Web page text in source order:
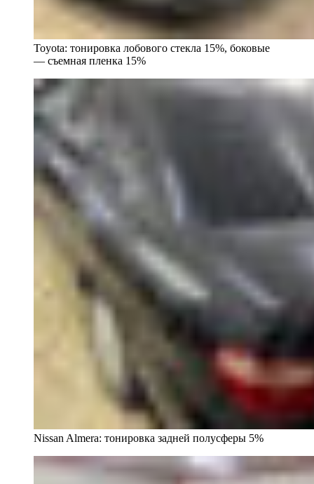
Toyota: тонировка лобового стекла 15%, боковые
— съемная пленка 15%
Nissan Almera: тонировка задней полусферы 5%